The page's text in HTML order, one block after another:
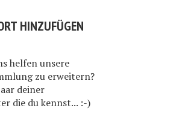
HINZUFÜGEN
helfen unsere
zu erweitern?
deiner
die du kennst... :-)